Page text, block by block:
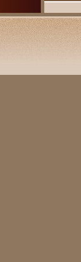
полесья,
презентует
его любит
сильный и
отнести